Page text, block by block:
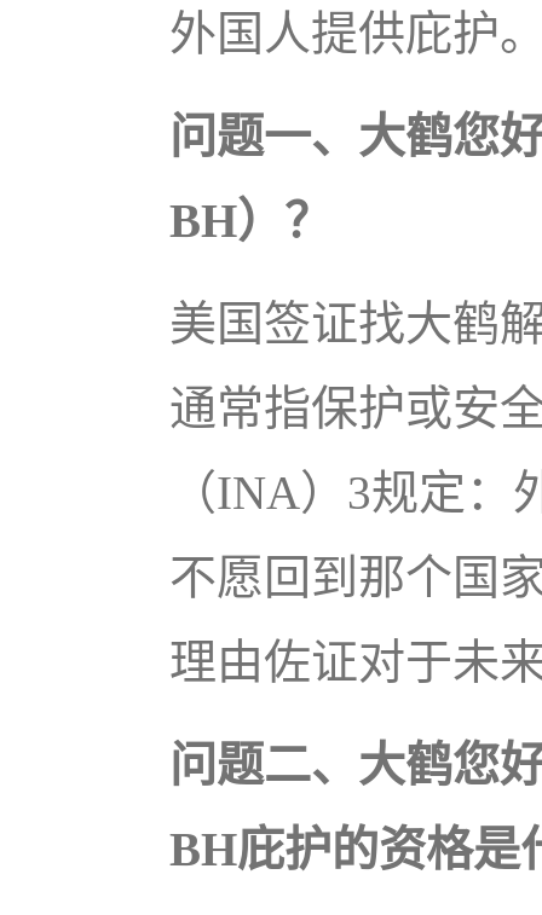
外国人提供庇护
问题一、大鹤您
BH）？
美国签证找大鹤
通常指保护或安
（INA）3规定
不愿回到那个国
理由佐证对于未
问题二、大鹤您
BH庇护的资格是